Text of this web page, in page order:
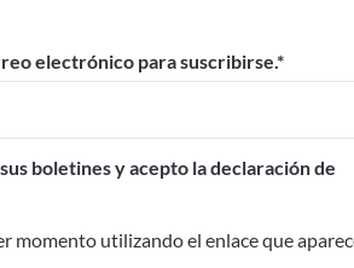
Empiece aquí
electrónico para suscribirse.
boletines y acepto la declaración de
momento utilizando el enlace que